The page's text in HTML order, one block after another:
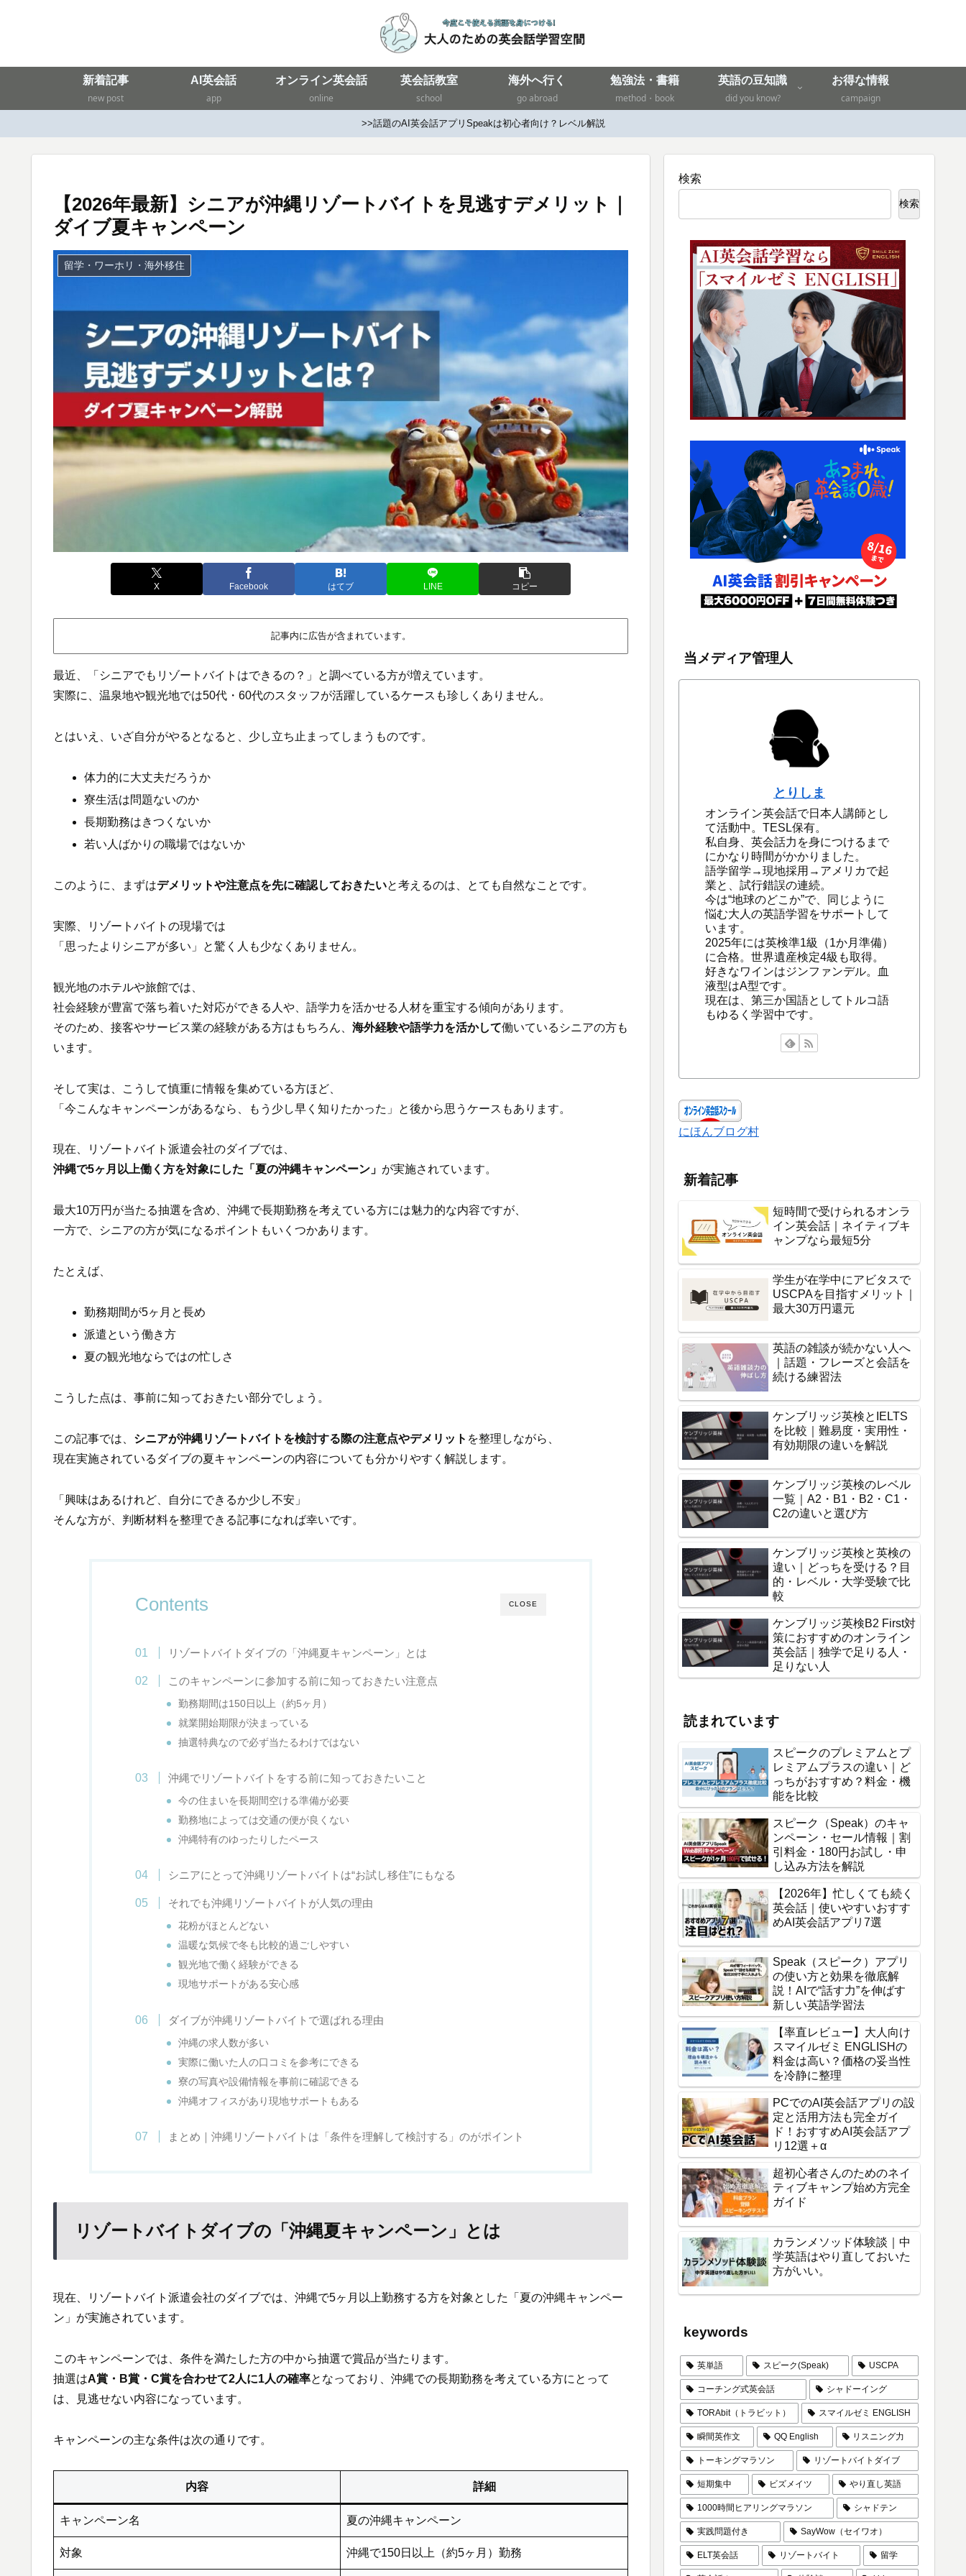
新着記事
new post
AI英会話
app
オンライン英会話
online
英会話教室
school
海外へ行く
go abroad
勉強法・書籍
method・book
英語の豆知識
did you know?
お得な情報
campaign
>>話題のAI英会話アプリSpeakは初心者向け？レベル解説
【2026年最新】シニアが沖縄リゾートバイトを見逃すデメリット｜
ダイブ夏キャンペーン
留学・ワーホリ・海外移住
X Facebook はてブ LINE コピー
記事内に広告が含まれています。
最近、「シニアでもリゾートバイトはできるの？」と調べている方が増えています。
実際に、温泉地や観光地では50代・60代のスタッフが活躍しているケースも珍しくありません。
とはいえ、いざ自分がやるとなると、少し立ち止まってしまうものです。
体力的に大丈夫だろうか
寮生活は問題ないのか
長期勤務はきつくないか
若い人ばかりの職場ではないか
このように、まずはデメリットや注意点を先に確認しておきたいと考えるのは、とても自然なことです。
実際、リゾートバイトの現場では
「思ったよりシニアが多い」と驚く人も少なくありません。
観光地のホテルや旅館では、
社会経験が豊富で落ち着いた対応ができる人や、語学力を活かせる人材を重宝する傾向があります。
そのため、接客やサービス業の経験がある方はもちろん、 海外経験や語学力を活かして働いているシニアの方も
います。
そして実は、こうして慎重に情報を集めている方ほど、
「今こんなキャンペーンがあるなら、もう少し早く知りたかった」と後から思うケースもあります。
現在、リゾートバイト派遣会社のダイブでは、
沖縄で5ヶ月以上働く方を対象にした「夏の沖縄キャンペーン」 が実施されています。
最大10万円が当たる抽選を含め、沖縄で長期勤務を考えている方には魅力的な内容ですが、
一方で、シニアの方が気になるポイントもいくつかあります。
たとえば、
勤務期間が5ヶ月と長め
派遣という働き方
夏の観光地ならではの忙しさ
こうした点は、事前に知っておきたい部分でしょう。
この記事では、 シニアが沖縄リゾートバイトを検討する際の注意点やデメリット を整理しながら、
現在実施されているダイブの夏キャンペーンの内容についても分かりやすく解説します。
「興味はあるけれど、自分にできるか少し不安」
そんな方が、判断材料を整理できる記事になれば幸いです。
CLOSE
Contents
リゾートバイトダイブの「沖縄夏キャンペーン」とは
このキャンペーンに参加する前に知っておきたい注意点
勤務期間は150日以上（約5ヶ月）
就業開始期限が決まっている
抽選特典なので必ず当たるわけではない
沖縄でリゾートバイトをする前に知っておきたいこと
今の住まいを長期間空ける準備が必要
勤務地によっては交通の便が良くない
沖縄特有のゆったりしたペース
シニアにとって沖縄リゾートバイトは“お試し移住”にもなる
それでも沖縄リゾートバイトが人気の理由
花粉がほとんどない
温暖な気候で冬も比較的過ごしやすい
観光地で働く経験ができる
現地サポートがある安心感
ダイブが沖縄リゾートバイトで選ばれる理由
沖縄の求人数が多い
実際に働いた人の口コミを参考にできる
寮の写真や設備情報を事前に確認できる
沖縄オフィスがあり現地サポートもある
まとめ｜沖縄リゾートバイトは「条件を理解して検討する」のがポイント
リゾートバイトダイブの「沖縄夏キャンペーン」とは
現在、リゾートバイト派遣会社のダイブでは、沖縄で5ヶ月以上勤務する方を対象とした「夏の沖縄キャンペー
ン」が実施されています。
このキャンペーンでは、条件を満たした方の中から抽選で賞品が当たります。
抽選はA賞・B賞・C賞を合わせて2人に1人の確率となっており、沖縄での長期勤務を考えている方にとって
は、見逃せない内容になっています。
キャンペーンの主な条件は次の通りです。
内容 詳細
キャンペーン名 夏の沖縄キャンペーン
対象 沖縄で150日以上（約5ヶ月）勤務
検索
検索
当メディア管理人
とりしま
オンライン英会話で日本人講師とし
て活動中。TESL保有。
私自身、英会話力を身につけるまで
にかなり時間がかかりました。
語学留学→現地採用→アメリカで起
業と、試行錯誤の連続。
今は“地球のどこか”で、同じように
悩む大人の英語学習をサポートして
います。
2025年には英検準1級（1か月準備）
に合格。世界遺産検定4級も取得。
好きなワインはジンファンデル。血
液型はA型です。
現在は、第三か国語としてトルコ語
もゆるく学習中です。
にほんブログ村
新着記事
短時間で受けられるオンラ
イン英会話｜ネイティブキ
ャンプなら最短5分
学生が在学中にアビタスで
USCPAを目指すメリット｜
最大30万円還元
英語の雑談が続かない人へ
｜話題・フレーズと会話を
続ける練習法
ケンブリッジ英検とIELTS
を比較｜難易度・実用性・
有効期限の違いを解説
ケンブリッジ英検のレベル
一覧｜A2・B1・B2・C1・
C2の違いと選び方
ケンブリッジ英検と英検の
違い｜どっちを受ける？目
的・レベル・大学受験で比
較
ケンブリッジ英検B2 First対
策におすすめのオンライン
英会話｜独学で足りる人・
足りない人
読まれています
スピークのプレミアムとプ
レミアムプラスの違い｜ど
っちがおすすめ？料金・機
能を比較
スピーク（Speak）のキャ
ンペーン・セール情報｜割
引料金・180円お試し・申
し込み方法を解説
【2026年】忙しくても続く
英会話｜使いやすいおすす
めAI英会話アプリ7選
Speak（スピーク）アプリ
の使い方と効果を徹底解
説！AIで“話す力”を伸ばす
新しい英語学習法
【率直レビュー】大人向け
スマイルゼミ ENGLISHの
料金は高い？価格の妥当性
を冷静に整理
PCでのAI英会話アプリの設
定と活用方法も完全ガイ
ド！おすすめAI英会話アプ
リ12選＋α
超初心者さんのためのネイ
ティブキャンプ始め方完全
ガイド
カランメソッド体験談｜中
学英語はやり直しておいた
方がいい。
keywords
英単語 スピーク(Speak) USCPA
コーチング式英会話 シャドーイング
TORAbit（トラビット） スマイルゼミ ENGLISH
瞬間英作文 QQ English リスニング力
トーキングマラソン リゾートバイトダイブ
短期集中 ビズメイツ やり直し英語
1000時間ヒアリングマラソン シャドテン
実践問題付き SayWow（セイワオ）
ELT英会話 リゾートバイト 留学